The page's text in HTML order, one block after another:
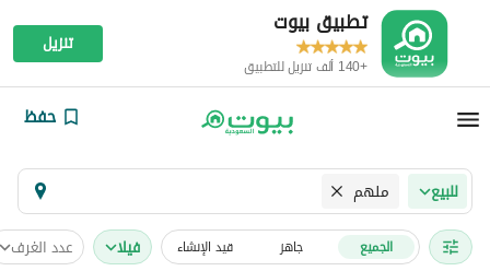
تطبيق بيوت
+140 ألف تنزيل للتطبيق
تنزيل
حفظ
للبيع ملهم
الجميع جاهز قيد الإنشاء فیلا عدد الغرف